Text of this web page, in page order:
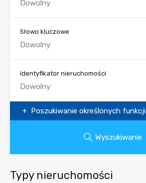
Słowo kluczowe
Identyfikator nieruchomości
Poszukiwanie określonych funkcji
Wyszukiwanie
Typy nieruchomości